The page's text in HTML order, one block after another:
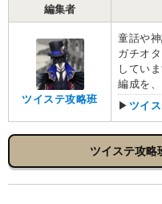
編集者
ツイステ攻略班
童話や
ガチオ
してい
編成を、
▶ ツイ
ツイステ攻略